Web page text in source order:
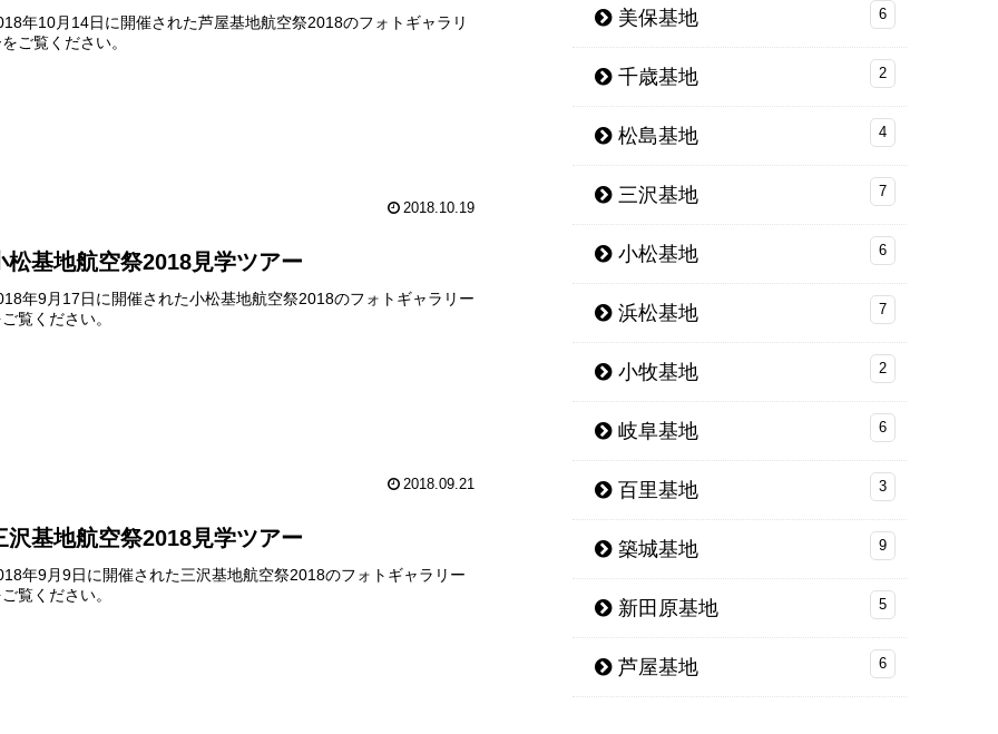
年10月14日に開催された芦屋基地航空祭2018のフォトギャラリ
ご覧ください。
2018.10.19
松基地航空祭2018見学ツアー
年9月17日に開催された小松基地航空祭2018のフォトギャラリー
覧ください。
2018.09.21
沢基地航空祭2018見学ツアー
年9月9日に開催された三沢基地航空祭2018のフォトギャラリー
覧ください。
美保基地 6
千歳基地 2
松島基地 4
三沢基地 7
小松基地 6
浜松基地 7
小牧基地 2
岐阜基地 6
百里基地 3
築城基地 9
新田原基地 5
芦屋基地 6